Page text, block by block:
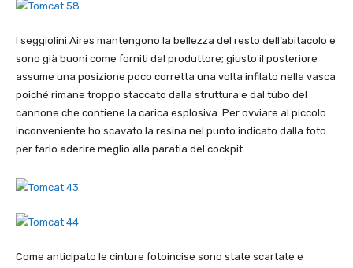
I seggiolini Aires mantengono la bellezza del resto dell’abitacolo e
sono già buoni come forniti dal produttore; giusto il posteriore
assume una posizione poco corretta una volta infilato nella vasca
poiché rimane troppo staccato dalla struttura e dal tubo del
cannone che contiene la carica esplosiva. Per ovviare al piccolo
inconveniente ho scavato la resina nel punto indicato dalla foto
per farlo aderire meglio alla paratia del cockpit.
Come anticipato le cinture fotoincise sono state scartate e